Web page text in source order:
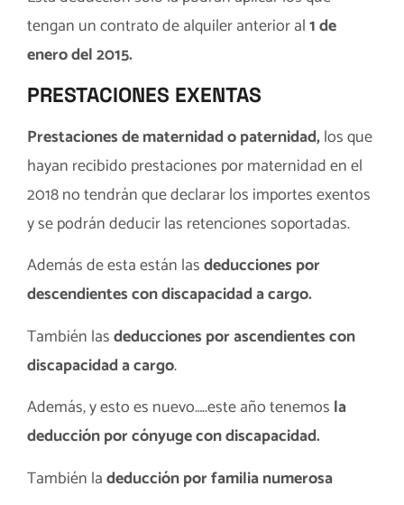
tengan un contrato de alquiler anterior al1 de
enero del 2015.
PRESTACIONES EXENTAS
Prestaciones de maternidad o paternidad,los que
hayan recibido prestaciones por maternidad en el
2018 no tendrán que declarar los importes exentos
y se podrán deducir las retenciones soportadas.
Además de esta están lasdeducciones por
descendientes con discapacidad a cargo.
También lasdeducciones por ascendientes con
discapacidad a cargo.
Además, y esto es nuevo…..este año tenemos la
deducción por cónyuge con discapacidad.
También ladeducción por familia numerosa